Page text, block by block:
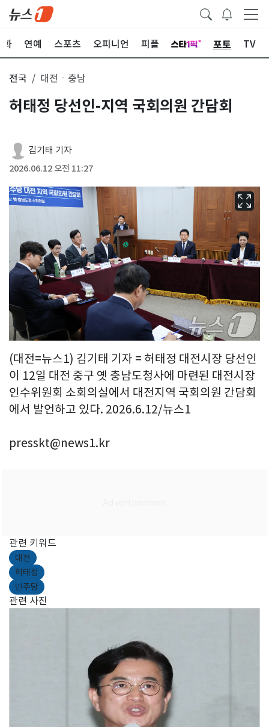
화 연예 스포츠 오피니언 피플 포토 TV
전국 대전ㆍ충남
허태정 당선인-지역 국회의원 간담회
김기태 기자
2026.06.12 오전 11:27
(대전=뉴스1) 김기태 기자 = 허태정 대전시장 당선인
이 12일 대전 중구 옛 충남도청사에 마련된 대전시장
인수위원회 소회의실에서 대전지역 국회의원 간담회
에서 발언하고 있다. 2026.6.12/뉴스1
presskt@news1.kr
관련 키워드
대전
허태정
민주당
관련 사진